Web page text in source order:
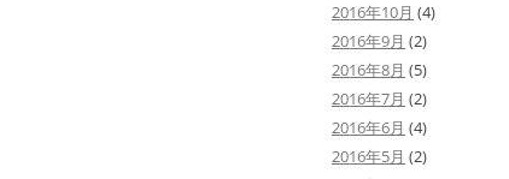
2016年10月 (4)
2016年9月 (2)
2016年8月 (5)
2016年7月 (2)
2016年6月 (4)
2016年5月 (2)